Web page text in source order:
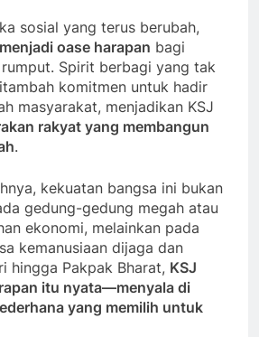
sosial yang terus berubah,
oase harapan bagi
Spirit berbagi yang tak
komitmen untuk hadir
masyarakat, menjadikan KSJ
rakyat yang membangun
.
kekuatan bangsa ini bukan
gedung-gedung megah atau
ekonomi, melainkan pada
kemanusiaan dijaga dan
hingga Pakpak Bharat, KSJ
itu nyata—menyala di
yang memilih untuk